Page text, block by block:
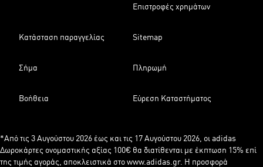
Επιστροφές χρημάτων
Κατάσταση παραγγελίας Sitemap
Σήμα Πληρωμή
Βοήθεια Εύρεση Καταστήματος
*Από τις 3 Αυγούστου 2026 έως και τις 17 Αυγούστου 2026, οι adidas
Δωροκάρτες ονομαστικής αξίας 100€ θα διατίθενται με έκπτωση 15% επί
της τιμής αγοράς, αποκλειστικά στο www.adidas.gr. Η προσφορά